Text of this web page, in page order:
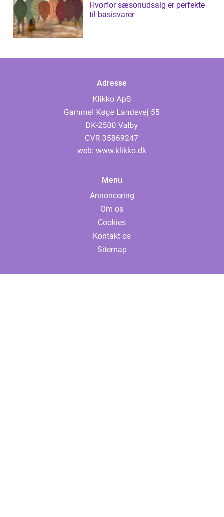
Hvorfor sæsonudsalg er perfekte
til basisvarer
Adresse
web: www.klikko.dk
Menu
Annoncering
Om os
Cookies
Kontakt os
Sitemap